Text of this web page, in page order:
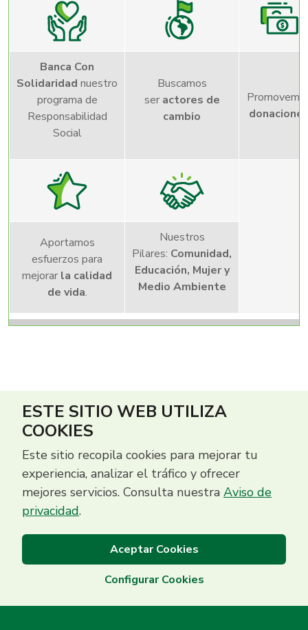
Banca Con
Solidaridad nuestro
programa de
Responsabilidad
Social
Buscamos
ser actores de
cambio
Aportamos
esfuerzos para
mejorar la calidad
de vida.
Nuestros
Pilares: Comunidad,
Educación, Mujer y
Medio Ambiente
Centro de Contacto
ESTE SITIO WEB UTILIZA
COOKIES
Este sitio recopila cookies para mejorar tu
experiencia, analizar el tráfico y ofrecer
mejores servicios. Consulta nuestra Aviso de
privacidad.
Aceptar Cookies
Configurar Cookies